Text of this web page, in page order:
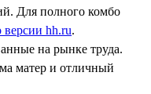
Для полного комбо
версии hh.ru.
на рынке труда.
матер и отличный